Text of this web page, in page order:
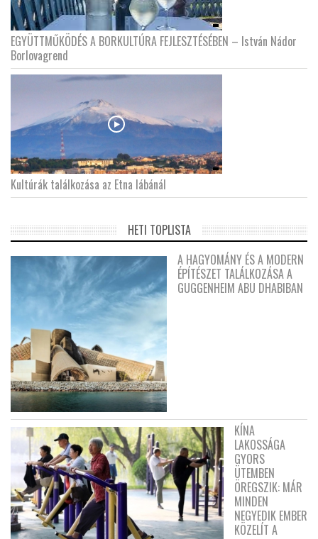
EGYÜTTMŰKÖDÉS A BORKULTÚRA FEJLESZTÉSÉBEN – István Nádor
Borlovagrend
Kultúrák találkozása az Etna lábánál
HETI TOPLISTA
A HAGYOMÁNY ÉS A MODERN
ÉPÍTÉSZET TALÁLKOZÁSA A
GUGGENHEIM ABU DHABIBAN
KÍNA
LAKOSSÁGA
GYORS
ÜTEMBEN
ÖREGSZIK: MÁR
MINDEN
NEGYEDIK EMBER
KÖZELÍT A